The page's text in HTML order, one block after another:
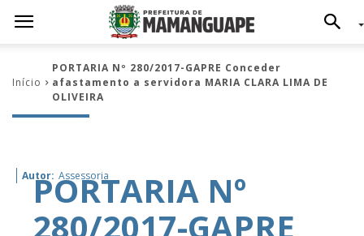
Início
PORTARIA Nº 280/2017-GAPRE Conceder
afastamento a servidora MARIA CLARA LIMA DE
OLIVEIRA
Autor: Assessoria
PORTARIA Nº
280/2017-GAPRE